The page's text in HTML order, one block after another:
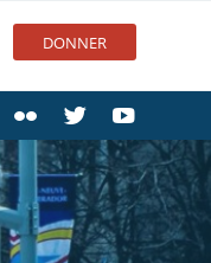
DONNER